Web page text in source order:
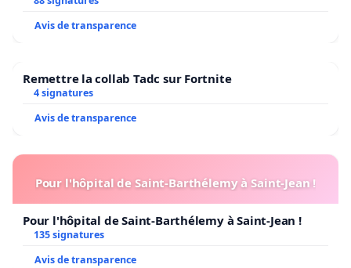
Avis de transparence
Remettre la collab Tadc sur Fortnite
4 signatures
Avis de transparence
Pour l'hôpital de Saint-Barthélemy à Saint-Jean !
Pour l'hôpital de Saint-Barthélemy à Saint-Jean !
135 signatures
Avis de transparence